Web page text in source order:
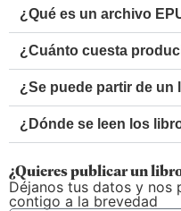
¿Qué es un archivo
¿Cuánto cuesta
¿Se puede partir de un
¿Dónde se leen los
¿Quieres publicar un
Déjanos tus datos y nos
contigo a la brevedad